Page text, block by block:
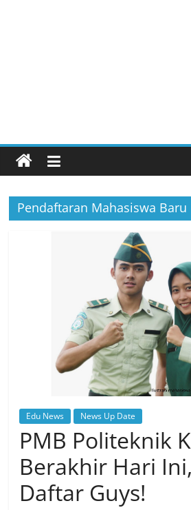
Pendaftaran Mahasiswa Baru
Edu News News Up Date
PMB Politeknik
Berakhir Hari
Daftar Guys!